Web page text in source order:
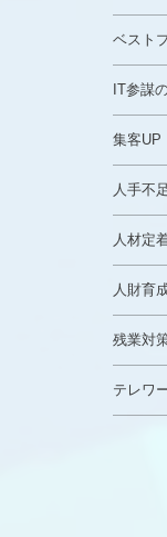
ベスト
IT参謀
集客UP
人手不足
人材定
人財育
残業対
テレワ